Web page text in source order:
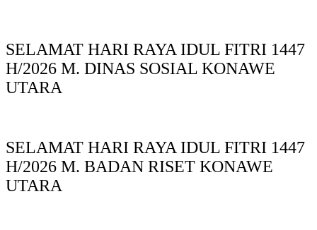
SELAMAT HARI RAYA IDUL FITRI 1447
H/2026 M. DINAS SOSIAL KONAWE
UTARA
SELAMAT HARI RAYA IDUL FITRI 1447
H/2026 M. BADAN RISET KONAWE
UTARA